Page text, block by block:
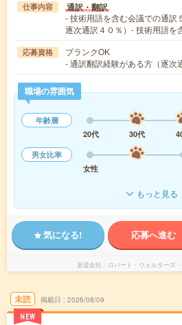
仕事内容 通訳・翻訳
- 技術用語を含む会議での通訳
逐次通訳４０％）- 技術用語
応募資格
ブランクOK
- 通訳翻訳経験がある方（逐次
職場の雰囲気
年齢層
20代
30代
男女比率
女性
もっと見る
気になる! 応募へ進む
派遣会社 ロバート・ウォルターズ
未読
NEW
掲載日 2026/08/09